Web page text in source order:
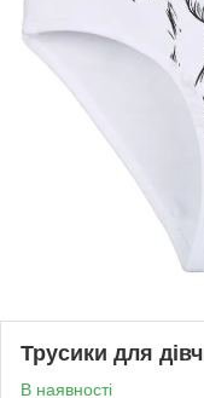
Трусики для
В наявності